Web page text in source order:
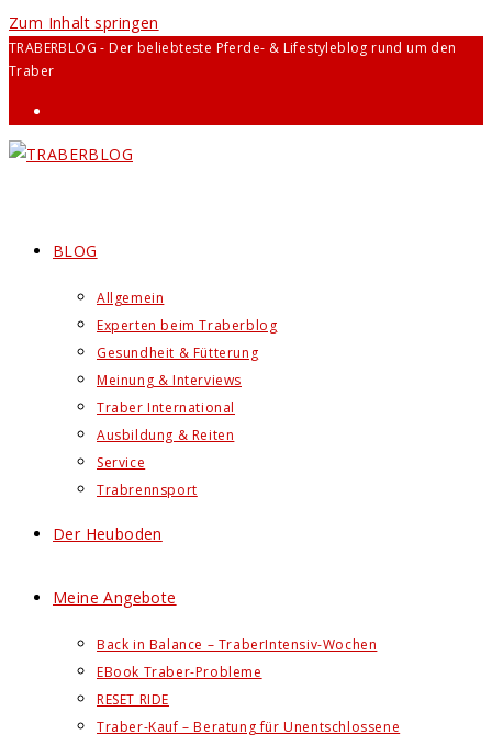
Zum Inhalt springen
TRABERBLOG - Der beliebteste Pferde- & Lifestyleblog rund um den
Traber
BLOG
Allgemein
Experten beim Traberblog
Gesundheit & Fütterung
Meinung & Interviews
Traber International
Ausbildung & Reiten
Service
Trabrennsport
Der Heuboden
Meine Angebote
Back in Balance – TraberIntensiv-Wochen
EBook Traber-Probleme
RESET RIDE
Traber-Kauf – Beratung für Unentschlossene